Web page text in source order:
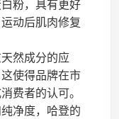
粉，具有更好
动后肌肉修复
然成分的应
使得品牌在市
费者的认可。
净度，哈登的